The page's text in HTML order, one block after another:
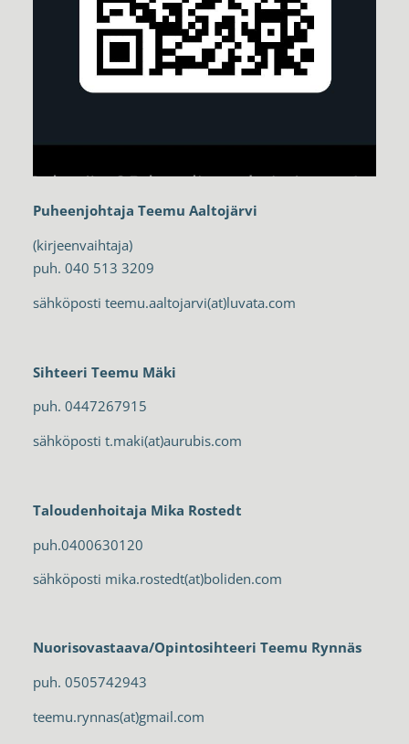
Puheenjohtaja Teemu Aaltojärvi
(kirjeenvaihtaja)
puh. 040 513 3209
sähköposti teemu.aaltojarvi(at)luvata.com
Sihteeri Teemu Mäki
puh. 0447267915
sähköposti t.maki(at)aurubis.com
Taloudenhoitaja Mika Rostedt
puh.0400630120
sähköposti mika.rostedt(at)boliden.com
Nuorisovastaava/Opintosihteeri Teemu Rynnäs
puh. 0505742943
teemu.rynnas(at)gmail.com